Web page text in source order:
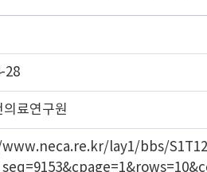
28
의료연구원
lay1/bbs/